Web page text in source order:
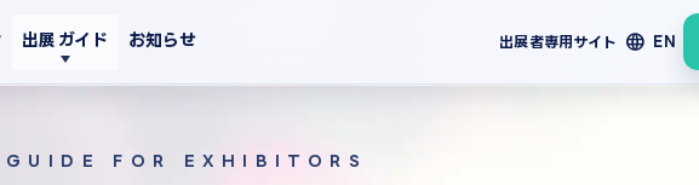
出展ガイド お知らせ 出展者専用サイト language EN
GUIDE FOR EXHIBITORS